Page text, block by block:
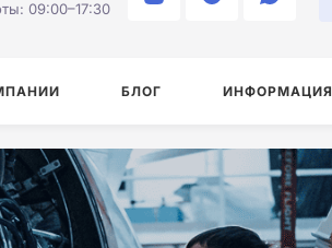
09:00–17:30
БЛОГ ИНФОРМАЦИЯ